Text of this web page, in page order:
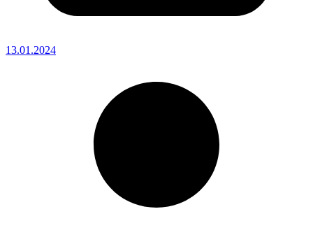
13.01.2024